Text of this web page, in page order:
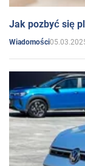
Jak pozbyć się
Wiadomości